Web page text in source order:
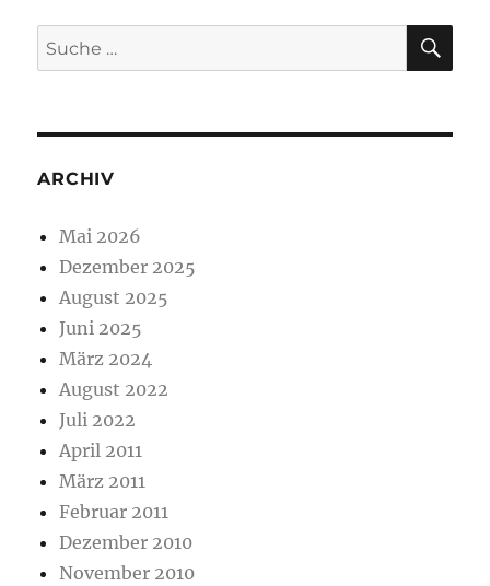
Suche
nach:
ARCHIV
Mai 2026
Dezember 2025
August 2025
Juni 2025
März 2024
August 2022
Juli 2022
April 2011
März 2011
Februar 2011
Dezember 2010
November 2010